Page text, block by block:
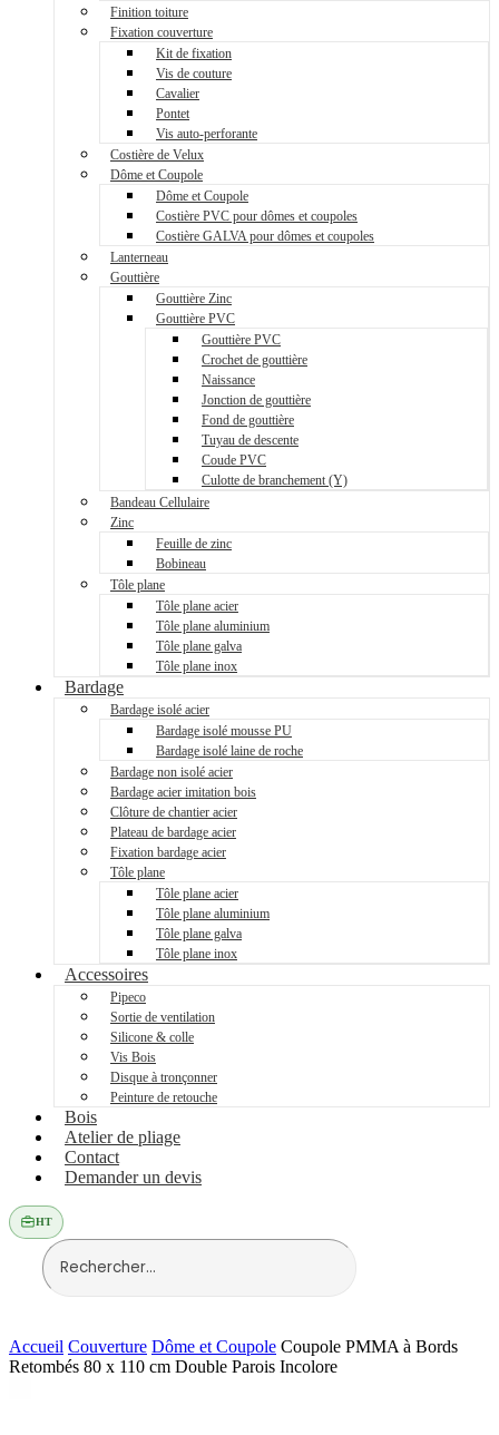
Finition toiture
Fixation couverture
Kit de fixation
Vis de couture
Cavalier
Pontet
Vis auto-perforante
Costière de Velux
Dôme et Coupole
Dôme et Coupole
Costière PVC pour dômes et coupoles
Costière GALVA pour dômes et coupoles
Lanterneau
Gouttière
Gouttière Zinc
Gouttière PVC
Gouttière PVC
Crochet de gouttière
Naissance
Jonction de gouttière
Fond de gouttière
Tuyau de descente
Coude PVC
Culotte de branchement (Y)
Bandeau Cellulaire
Zinc
Feuille de zinc
Bobineau
Tôle plane
Tôle plane acier
Tôle plane aluminium
Tôle plane galva
Tôle plane inox
Bardage
Bardage isolé acier
Bardage isolé mousse PU
Bardage isolé laine de roche
Bardage non isolé acier
Bardage acier imitation bois
Clôture de chantier acier
Plateau de bardage acier
Fixation bardage acier
Tôle plane
Tôle plane acier
Tôle plane aluminium
Tôle plane galva
Tôle plane inox
Accessoires
Pipeco
Sortie de ventilation
Silicone & colle
Vis Bois
Disque à tronçonner
Peinture de retouche
Bois
Atelier de pliage
Contact
Demander un devis
HT
Accueil Couverture Dôme et Coupole Coupole PMMA à Bords
Retombés 80 x 110 cm Double Parois Incolore